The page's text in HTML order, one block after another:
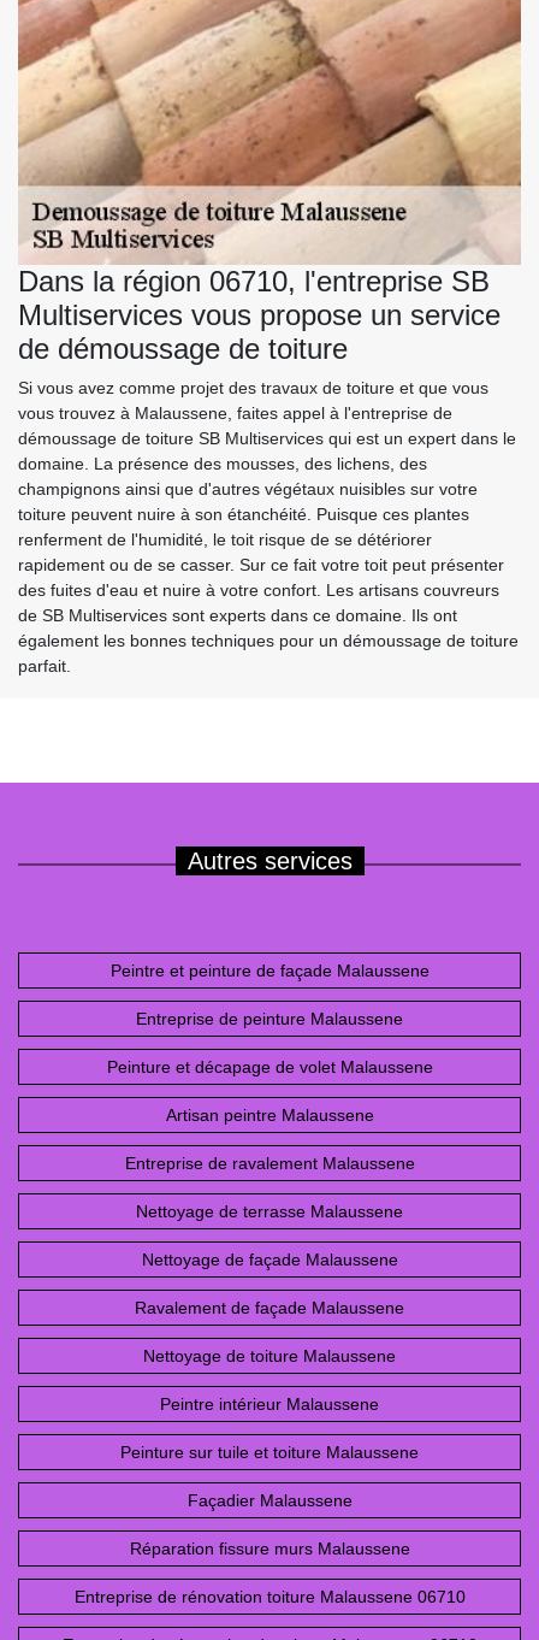
Dans la région 06710, l'entreprise SB
Multiservices vous propose un service
de démoussage de toiture
Si vous avez comme projet des travaux de toiture et que vous
vous trouvez à Malaussene, faites appel à l'entreprise de
démoussage de toiture SB Multiservices qui est un expert dans le
domaine. La présence des mousses, des lichens, des
champignons ainsi que d'autres végétaux nuisibles sur votre
toiture peuvent nuire à son étanchéité. Puisque ces plantes
renferment de l'humidité, le toit risque de se détériorer
rapidement ou de se casser. Sur ce fait votre toit peut présenter
des fuites d'eau et nuire à votre confort. Les artisans couvreurs
de SB Multiservices sont experts dans ce domaine. Ils ont
également les bonnes techniques pour un démoussage de toiture
parfait.
Autres services
Peintre et peinture de façade Malaussene
Entreprise de peinture Malaussene
Peinture et décapage de volet Malaussene
Artisan peintre Malaussene
Entreprise de ravalement Malaussene
Nettoyage de terrasse Malaussene
Nettoyage de façade Malaussene
Ravalement de façade Malaussene
Nettoyage de toiture Malaussene
Peintre intérieur Malaussene
Peinture sur tuile et toiture Malaussene
Façadier Malaussene
Réparation fissure murs Malaussene
Entreprise de rénovation toiture Malaussene 06710